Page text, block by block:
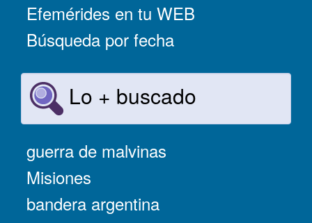
Efemérides en tu WEB
Búsqueda por fecha
Lo + buscado
guerra de malvinas
Misiones
bandera argentina